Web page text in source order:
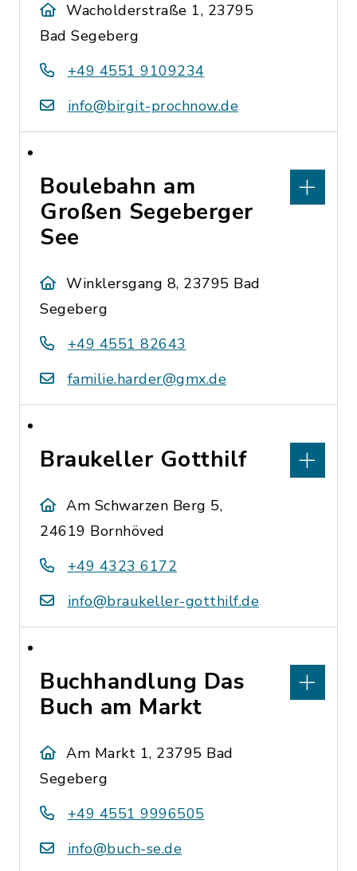
Wacholderstraße 1, 23795
Bad Segeberg
+49 4551 9109234
info@birgit-prochnow.de
Boulebahn am
Großen Segeberger
See
Winklersgang 8, 23795 Bad
Segeberg
+49 4551 82643
familie.harder@gmx.de
Braukeller Gotthilf
Am Schwarzen Berg 5,
24619 Bornhöved
+49 4323 6172
info@braukeller-gotthilf.de
Buchhandlung Das
Buch am Markt
Am Markt 1, 23795 Bad
Segeberg
+49 4551 9996505
info@buch-se.de